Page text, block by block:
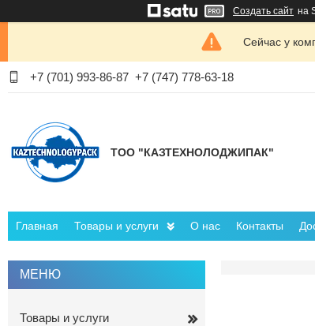
Создать сайт на
Сейчас у
+7 (701) 993-86-87 +7 (747) 778-63-18
ТОО "КАЗТЕХНОЛОДЖИПАК"
Главная Товары и услуги О нас Контакты
Товары и услуги